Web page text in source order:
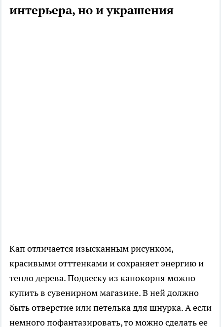
интерьера, но и украшения
Кап отличается изысканным рисунком,
красивыми отттенками и сохраняет энергию и
тепло дерева. Подвеску из капокорня можно
купить в сувенирном магазине. В ней должно
быть отверстие или петелька для шнурка. А если
немного пофантазировать, то можно сделать ее